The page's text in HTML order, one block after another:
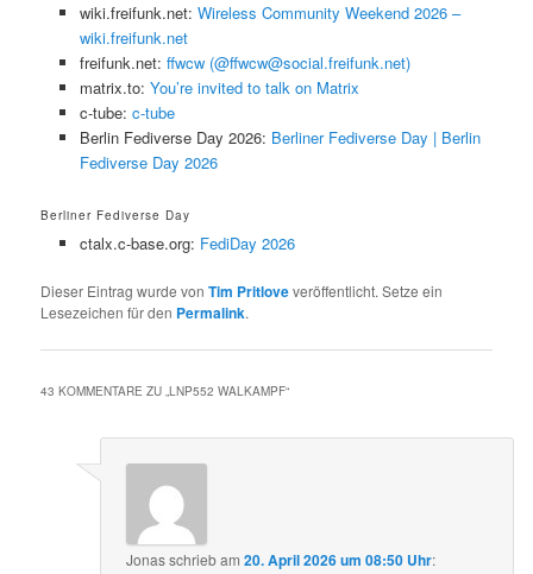
wiki.freifunk.net: Wireless Community Weekend 2026 –
wiki.freifunk.net
freifunk.net: ffwcw (@ffwcw@social.freifunk.net)
matrix.to: You’re invited to talk on Matrix
c-tube: c-tube
Berlin Fediverse Day 2026: Berliner Fediverse Day | Berlin
Fediverse Day 2026
Berliner Fediverse Day
ctalx.c-base.org: FediDay 2026
Dieser Eintrag wurde vonTim Pritloveveröffentlicht. Setze ein
Lesezeichen für den Permalink.
43 KOMMENTARE ZU „LNP552 WALKAMPF“
Jonasschriebam20. April 2026 um 08:50 Uhr: